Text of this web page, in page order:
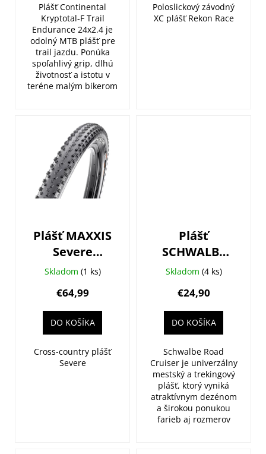
Plášť Continental
Kryptotal-F Trail
Endurance 24x2.4 je
odolný MTB plášť pre
trail jazdu. Ponúka
spoľahlivý grip, dlhú
životnosť a istotu v
teréne malým bikerom
Poloslickový závodný
XC plášť Rekon Race
Plášť MAXXIS
Severe
29X2.25 (57-
MAXXSPEED/EXO/TR
Skladom (1 ks)
€64,99
DO KOŠÍKA
Cross-country plášť
Severe
Plášť
SCHWALBE
Road Cruiser
622) 50EPI
800g TwinSkin
K-Guard
Green reflex
Skladom (4 ks)
€24,90
DO KOŠÍKA
Schwalbe Road
Cruiser je univerzálny
mestský a trekingový
plášť, ktorý vyniká
atraktívnym dezénom
a širokou ponukou
farieb aj rozmerov